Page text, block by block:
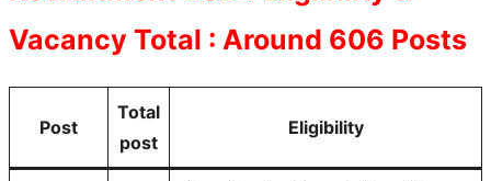
Vacancy Total : Around 606 Posts
Post
Total
post
Eligibility